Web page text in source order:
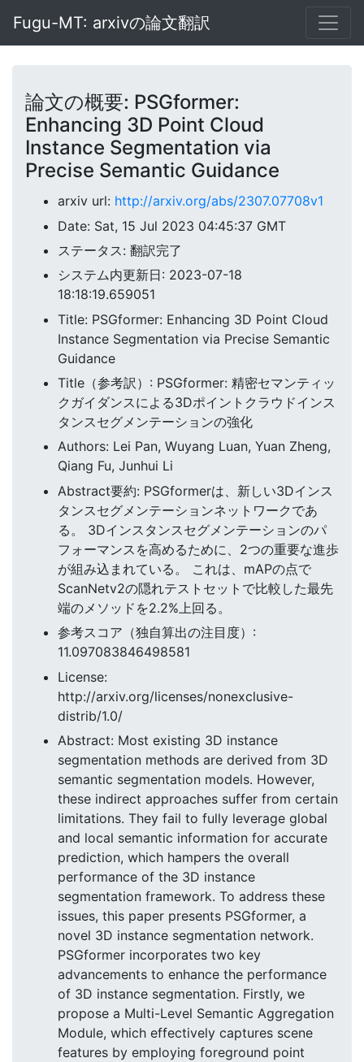
Fugu-MT: arxivの論文翻訳
論文の概要: PSGformer:
Enhancing 3D Point Cloud
Instance Segmentation via
Precise Semantic Guidance
arxiv url: http://arxiv.org/abs/2307.07708v1
Date: Sat, 15 Jul 2023 04:45:37 GMT
ステータス: 翻訳完了
システム内更新日: 2023-07-18
18:18:19.659051
Title: PSGformer: Enhancing 3D Point Cloud
Instance Segmentation via Precise Semantic
Guidance
Title（参考訳）: PSGformer: 精密セマンティッ
クガイダンスによる3Dポイントクラウドインス
タンスセグメンテーションの強化
Authors: Lei Pan, Wuyang Luan, Yuan Zheng,
Qiang Fu, Junhui Li
Abstract要約: PSGformerは、新しい3Dインス
タンスセグメンテーションネットワークであ
る。 3Dインスタンスセグメンテーションのパ
フォーマンスを高めるために、2つの重要な進歩
が組み込まれている。 これは、mAPの点で
ScanNetv2の隠れテストセットで比較した最先
端のメソッドを2.2%上回る。
参考スコア（独自算出の注目度）:
11.097083846498581
License:
http://arxiv.org/licenses/nonexclusive-
distrib/1.0/
Abstract: Most existing 3D instance
segmentation methods are derived from 3D
semantic segmentation models. However,
these indirect approaches suffer from certain
limitations. They fail to fully leverage global
and local semantic information for accurate
prediction, which hampers the overall
performance of the 3D instance
segmentation framework. To address these
issues, this paper presents PSGformer, a
novel 3D instance segmentation network.
PSGformer incorporates two key
advancements to enhance the performance
of 3D instance segmentation. Firstly, we
propose a Multi-Level Semantic Aggregation
Module, which effectively captures scene
features by employing foreground point